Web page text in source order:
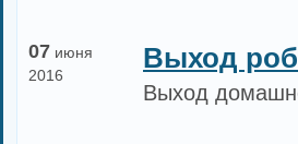
07 июня
2016
Выход
Выход